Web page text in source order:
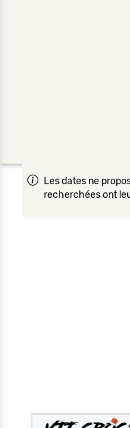
Les dates ne
recherchées ont